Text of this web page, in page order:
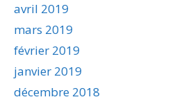
avril 2019
mars 2019
février 2019
janvier 2019
décembre 2018